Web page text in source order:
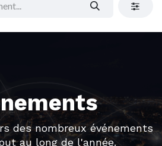
des nombreux événements
au long de l'année.